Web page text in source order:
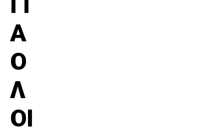
Α
Ο
Λ
ΟΙ